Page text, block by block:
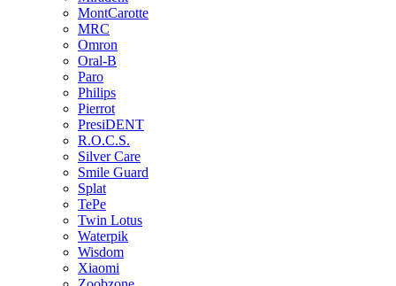
MontCarotte
MRC
Omron
Oral-B
Paro
Philips
Pierrot
PresiDENT
R.O.C.S.
Silver Care
Smile Guard
Splat
TePe
Twin Lotus
Waterpik
Wisdom
Xiaomi